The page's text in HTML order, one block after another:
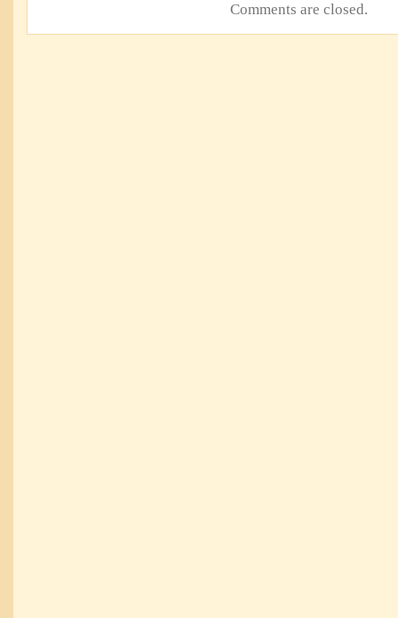
Comments are closed.